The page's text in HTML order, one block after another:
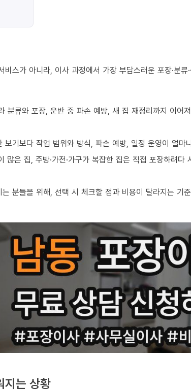
스가 아니라, 이사 과정에서 가장 부담스러운 포장·분류
분류와 포장, 운반 중 파손 예방, 새 집 재정리까지 이어
기보다 작업 범위와 방식, 파손 예방, 일정 운영이 얼마
은 집, 주방·가전·가구가 복잡한 집은 직접 포장하려
분들을 위해, 선택 시 체크할 점과 비용이 달라지는 기
지는 상황